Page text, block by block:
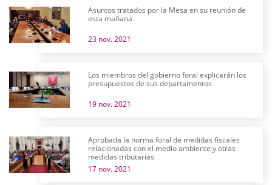
Asuntos tratados por la Mesa en su reunión de
esta mañana
23 nov. 2021
Los miembros del gobierno foral explicarán los
presupuestos de sus departamentos
19 nov. 2021
Aprobada la norma foral de medidas fiscales
relacionadas con el medio ambiente y otras
medidas tributarias
17 nov. 2021